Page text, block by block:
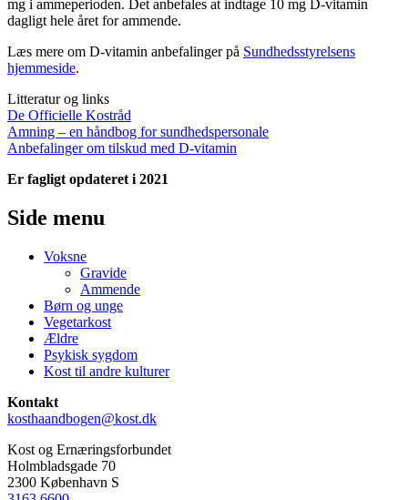
mg i ammeperioden. Det anbefales at indtage 10 mg D-vitamin
dagligt hele året for ammende.
Læs mere om D-vitamin anbefalinger på Sundhedsstyrelsens
hjemmeside.
Litteratur og links
De Officielle Kostråd
Amning – en håndbog for sundhedspersonale
Anbefalinger om tilskud med D-vitamin
Er fagligt opdateret i 2021
Side menu
Voksne
Gravide
Ammende
Børn og unge
Vegetarkost
Ældre
Psykisk sygdom
Kost til andre kulturer
Kontakt
kosthaandbogen@kost.dk
Kost og Ernæringsforbundet
Holmbladsgade 70
2300 København S